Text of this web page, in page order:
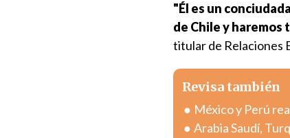
"Él es un
de Chile y haremos
titular de Relaciones
Revisa también
México y Perú
Arabia Saudí,